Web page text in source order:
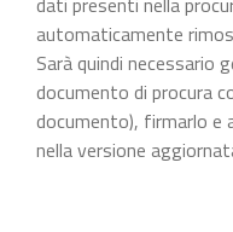
automaticamente
Sarà quindi necessario
documento di procura
documento), firmarlo e
nella versione